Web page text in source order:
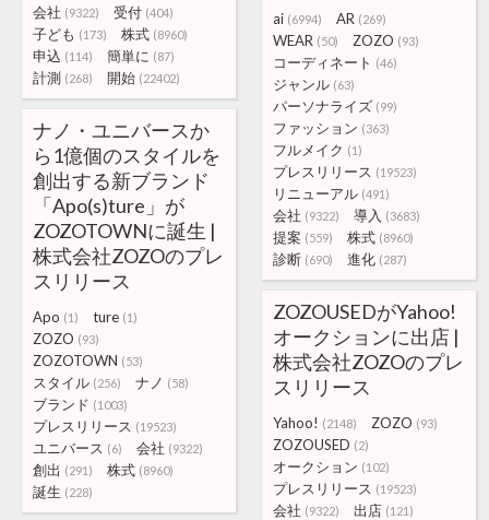
会社 (9322) 受付 (404)
子ども (173) 株式 (8960)
申込 (114) 簡単に (87)
計測 (268) 開始 (22402)
ai (6994) AR (269)
WEAR (50) ZOZO (93)
コーディネート (46)
ジャンル (63)
パーソナライズ (99)
ファッション (363)
フルメイク (1)
プレスリリース (19523)
リニューアル (491)
会社 (9322) 導入 (3683)
提案 (559) 株式 (8960)
診断 (690) 進化 (287)
ナノ・ユニバースか
ら1億個のスタイルを
創出する新ブランド
「Apo(s)ture」が
ZOZOTOWNに誕生 |
株式会社ZOZOのプレ
スリリース
Apo (1) ture (1)
ZOZO (93)
ZOZOTOWN (53)
スタイル (256) ナノ (58)
ブランド (1003)
プレスリリース (19523)
ユニバース (6) 会社 (9322)
創出 (291) 株式 (8960)
誕生 (228)
ZOZOUSEDがYahoo!
オークションに出店 |
株式会社ZOZOのプレ
スリリース
Yahoo! (2148) ZOZO (93)
ZOZOUSED (2)
オークション (102)
プレスリリース (19523)
会社 (9322) 出店 (121)